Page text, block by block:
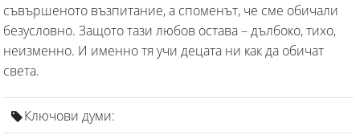
съвършеното възпитание, а споменът, че сме обичали
безусловно. Защото тази любов остава – дълбоко, тихо,
неизменно. И именно тя учи децата ни как да обичат
света.
Ключови думи: